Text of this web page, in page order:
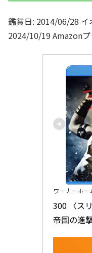
鑑賞日: 2014/06/28
2024/10/19 Amazon
ワーナーホー
300 〈ス
帝国の進